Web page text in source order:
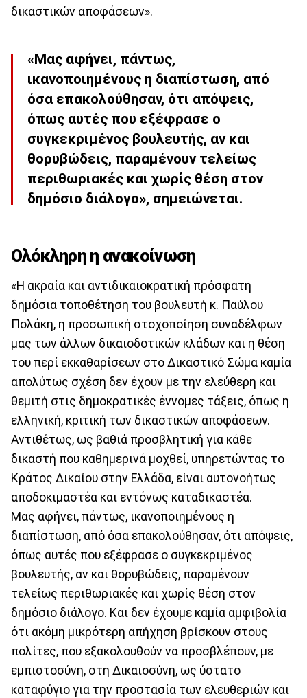
δικαστικών αποφάσεων».
«Μας αφήνει, πάντως,
ικανοποιημένους η διαπίστωση, από
όσα επακολούθησαν, ότι απόψεις,
όπως αυτές που εξέφρασε ο
συγκεκριμένος βουλευτής, αν και
θορυβώδεις, παραμένουν τελείως
περιθωριακές και χωρίς θέση στον
δημόσιο διάλογο», σημειώνεται.
Ολόκληρη η ανακοίνωση
«Η ακραία και αντιδικαιοκρατική πρόσφατη
δημόσια τοποθέτηση του βουλευτή κ. Παύλου
Πολάκη, η προσωπική στοχοποίηση συναδέλφων
μας των άλλων δικαιοδοτικών κλάδων και η θέση
του περί εκκαθαρίσεων στο Δικαστικό Σώμα καμία
απολύτως σχέση δεν έχουν με την ελεύθερη και
θεμιτή στις δημοκρατικές έννομες τάξεις, όπως η
ελληνική, κριτική των δικαστικών αποφάσεων.
Αντιθέτως, ως βαθιά προσβλητική για κάθε
δικαστή που καθημερινά μοχθεί, υπηρετώντας το
Κράτος Δικαίου στην Ελλάδα, είναι αυτονοήτως
αποδοκιμαστέα και εντόνως καταδικαστέα.
Μας αφήνει, πάντως, ικανοποιημένους η
διαπίστωση, από όσα επακολούθησαν, ότι απόψεις,
όπως αυτές που εξέφρασε ο συγκεκριμένος
βουλευτής, αν και θορυβώδεις, παραμένουν
τελείως περιθωριακές και χωρίς θέση στον
δημόσιο διάλογο. Και δεν έχουμε καμία αμφιβολία
ότι ακόμη μικρότερη απήχηση βρίσκουν στους
πολίτες, που εξακολουθούν να προσβλέπουν, με
εμπιστοσύνη, στη Δικαιοσύνη, ως ύστατο
καταφύγιο για την προστασία των ελευθεριών και